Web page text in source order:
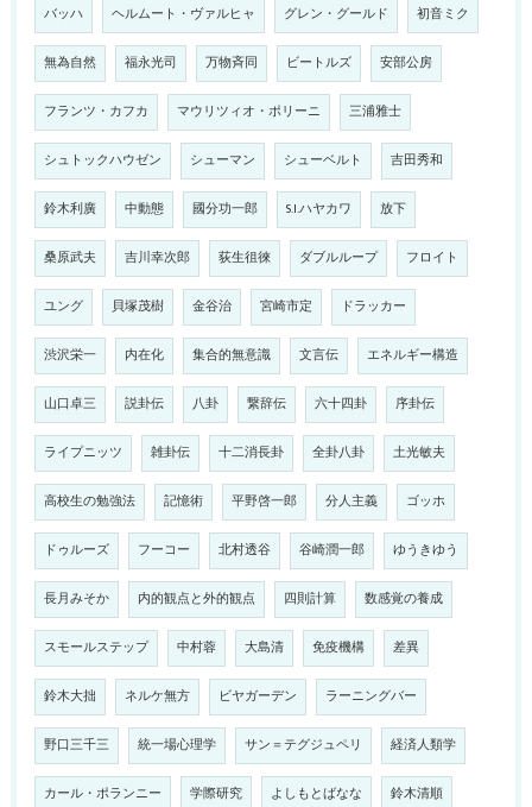
バッハ ヘルムート・ヴァルヒャ グレン・グールド 初音ミク
無為自然 福永光司 万物斉同 ビートルズ 安部公房
フランツ・カフカ マウリツィオ・ポリーニ 三浦雅士
シュトックハウゼン シューマン シューベルト 吉田秀和
鈴木利廣 中動態 國分功一郎 S.I.ハヤカワ 放下
桑原武夫 吉川幸次郎 荻生徂徠 ダブルループ フロイト
ユング 貝塚茂樹 金谷治 宮崎市定 ドラッカー
渋沢栄一 内在化 集合的無意識 文言伝 エネルギー構造
山口卓三 説卦伝 八卦 繋辞伝 六十四卦 序卦伝
ライプニッツ 雑卦伝 十二消長卦 全卦八卦 土光敏夫
高校生の勉強法 記憶術 平野啓一郎 分人主義 ゴッホ
ドゥルーズ フーコー 北村透谷 谷崎潤一郎 ゆうきゆう
長月みそか 内的観点と外的観点 四則計算 数感覚の養成
スモールステップ 中村蓉 大島清 免疫機構 差異
鈴木大拙 ネルケ無方 ビヤガーデン ラーニングバー
野口三千三 統一場心理学 サン＝テグジュペリ 経済人類学
カール・ポランニー 学際研究 よしもとばなな 鈴木清順